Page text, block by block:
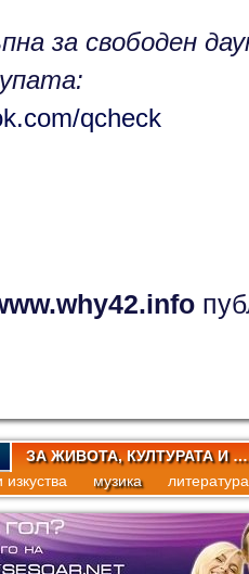
за свободен
qcheck
ЗА ЖИВОТА, КУЛТУРАТА И …
изкуства музика литература